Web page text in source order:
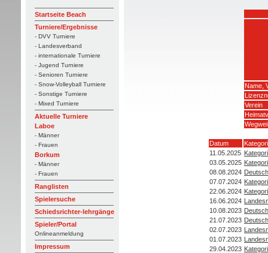
Startseite Beach
Turniere/Ergebnisse
- DVV Turniere
- Landesverband
- internationale Turniere
- Jugend Turniere
- Senioren Turniere
- Snow-Volleyball Turniere
- Sonstige Turniere
- Mixed Turniere
Aktuelle Turniere
Laboe
- Männer
- Frauen
Borkum
- Männer
- Frauen
Ranglisten
Spielersuche
Schiedsrichter-lehrgänge
Spieler/Portal
Onlineanmeldung
Impressum
Name,
Verein
Datum
11.05.2025
03.05.2025
08.08.2024
07.07.2024
22.06.2024
16.06.2024
10.08.2023
21.07.2023
02.07.2023
01.07.2023
29.04.2023